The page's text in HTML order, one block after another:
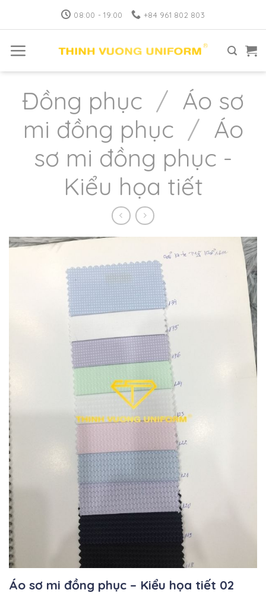
08:00 - 19:00 +84 961 802 803
Đồng phục / Áo sơ
mi đồng phục / Áo
sơ mi đồng phục -
Kiểu họa tiết
Áo sơ mi đồng phục – Kiểu họa tiết 02